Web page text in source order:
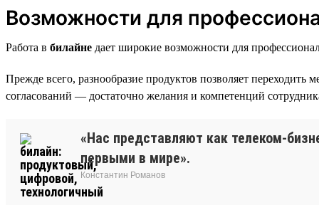
Возможности для
Работа в билайне дает широкие возможности для
Прежде всего, разнообразие продуктов позволяет переходить
согласований — достаточно желания и компетенций
«Нас представляют как телеком-
первыми в мире».
Константин Романов